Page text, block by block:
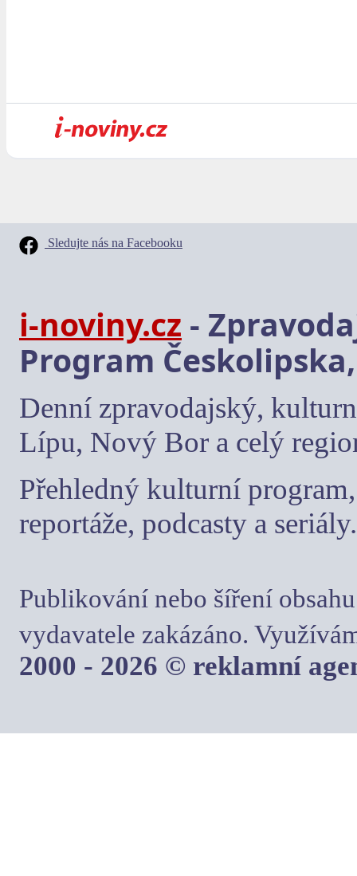
Sledujte nás na Facebooku
i-noviny.cz -
Program
Denní zpravodajský,
Lípu, Nový Bor a celý
Přehledný kulturní
reportáže, podcasty a seriály.
Publikování nebo šíření
vydavatele zakázáno.
2000 - 2026 © reklamní